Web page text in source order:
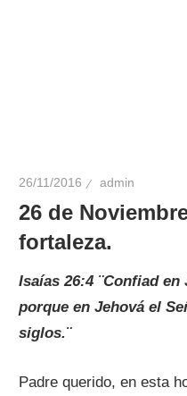
26/11/2016 admin
26 de
fortaleza.
Isaías 26:4 ¨Confiad
porque en Jehová el
siglos.¨
Padre querido, en esta